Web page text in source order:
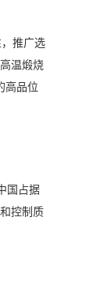
推广选
温煅烧
高品位
国占据
控制质